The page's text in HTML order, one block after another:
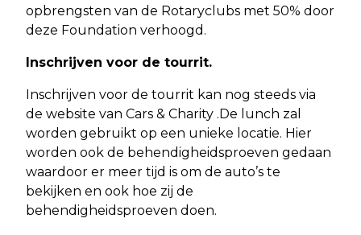
opbrengsten van de Rotaryclubs met 50% door
deze Foundation verhoogd.
Inschrijven voor de tourrit.
Inschrijven voor de tourrit kan nog steeds via
de website van Cars & Charity .De lunch zal
worden gebruikt op een unieke locatie. Hier
worden ook de behendigheidsproeven gedaan
waardoor er meer tijd is om de auto’s te
bekijken en ook hoe zij de
behendigheidsproeven doen.